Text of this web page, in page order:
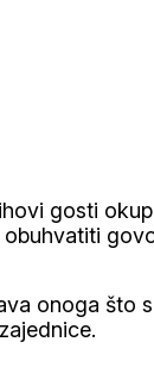
gosti
onoga što